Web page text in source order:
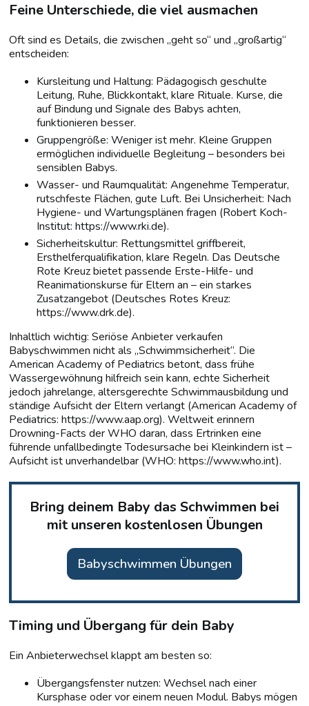
Feine Unterschiede, die viel ausmachen
Oft sind es Details, die zwischen „geht so“ und „großartig“
entscheiden:
Kursleitung und Haltung: Pädagogisch geschulte
Leitung, Ruhe, Blickkontakt, klare Rituale. Kurse, die
auf Bindung und Signale des Babys achten,
funktionieren besser.
Gruppengröße: Weniger ist mehr. Kleine Gruppen
ermöglichen individuelle Begleitung – besonders bei
sensiblen Babys.
Wasser- und Raumqualität: Angenehme Temperatur,
rutschfeste Flächen, gute Luft. Bei Unsicherheit: Nach
Hygiene- und Wartungsplänen fragen (Robert Koch-
Institut: https://www.rki.de).
Sicherheitskultur: Rettungsmittel griffbereit,
Ersthelferqualifikation, klare Regeln. Das Deutsche
Rote Kreuz bietet passende Erste-Hilfe- und
Reanimationskurse für Eltern an – ein starkes
Zusatzangebot (Deutsches Rotes Kreuz:
https://www.drk.de).
Inhaltlich wichtig: Seriöse Anbieter verkaufen
Babyschwimmen nicht als „Schwimmsicherheit“. Die
American Academy of Pediatrics betont, dass frühe
Wassergewöhnung hilfreich sein kann, echte Sicherheit
jedoch jahrelange, altersgerechte Schwimmausbildung und
ständige Aufsicht der Eltern verlangt (American Academy of
Pediatrics: https://www.aap.org). Weltweit erinnern
Drowning-Facts der WHO daran, dass Ertrinken eine
führende unfallbedingte Todesursache bei Kleinkindern ist –
Aufsicht ist unverhandelbar (WHO: https://www.who.int).
Bring deinem Baby das Schwimmen bei
mit unseren kostenlosen Übungen
Babyschwimmen Übungen
Timing und Übergang für dein Baby
Ein Anbieterwechsel klappt am besten so:
Übergangsfenster nutzen: Wechsel nach einer
Kursphase oder vor einem neuen Modul. Babys mögen